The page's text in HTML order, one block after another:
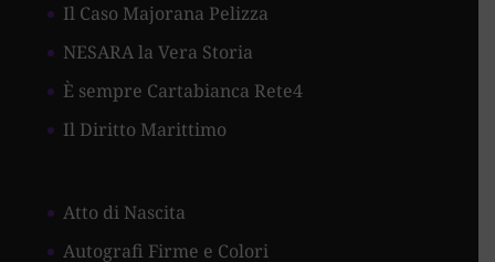
Il Caso Majorana Pelizza
NESARA la Vera Storia
È sempre Cartabianca Rete4
Il Diritto Marittimo
Atto di Nascita
Autografi Firme e Colori